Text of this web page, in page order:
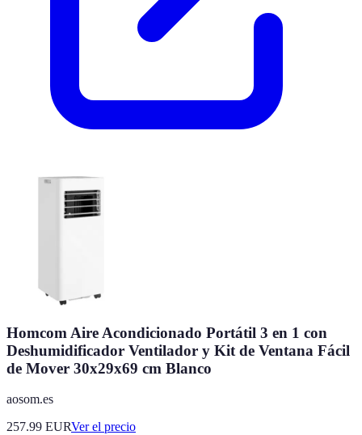
Homcom Aire Acondicionado Portátil 3 en 1 con
Deshumidificador Ventilador y Kit de Ventana Fácil
de Mover 30x29x69 cm Blanco
aosom.es
257.99 EURVer el precio